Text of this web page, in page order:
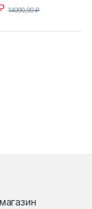
14000,00₽